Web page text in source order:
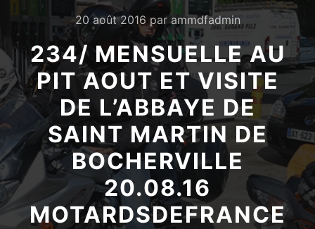
20 août 2016 par ammdfadmin
234/ MENSUELLE AU
PIT AOUT ET VISITE
DE L’ABBAYE DE
SAINT MARTIN DE
BOCHERVILLE
20.08.16
MOTARDSDEFRANCE